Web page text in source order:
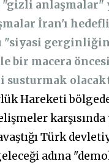
anlaşmalar"
İran'ı
"siyasi
bir macera
susturmak
Hareketi
karşısında
Türk
adına